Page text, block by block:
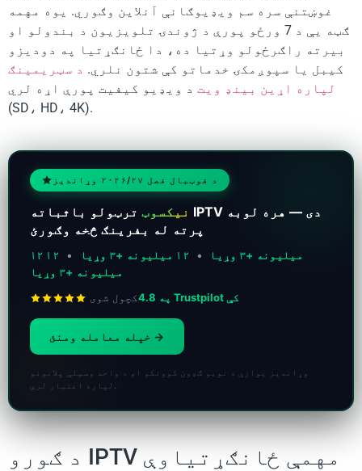
غوښتنې سره سم ویډیوګانې آنلاین وګوري. یوه مهمه
ګټه یې د 7 ورځو پورې د ژوندۍ تلویزیون د بندولو او
بیرته راګرځولو وړتیا ده، دا ځانګړتیا په دودیزو
کیبل یا سپوږمکۍ خدماتو کې شتون نلري. د سټریمینګ
لپاره اړین بینډ ویت د ویډیو کیفیت پورې اړه لري
(SD، HD، 4K).
د فوټبال فصل ۲۰۲۶/۲۷ وړاندیز
نیکسوټ ترټولو باثباته IPTV دی — هره لوبه
پرته له بفرینګ څخه وګورئ
۱۲ میلیونه +۳ وړیا • ۱۲ میلیونه +۳ وړیا • ۱۲
میلیونه +۳ وړیا
کچول شوی 4.8 په Trustpilot کې
وړاندیز یوازې د نویو ګډون کوونکو او د واحد وسیلې پلانونو
لپاره اعتبار لري.
د ګورو IPTV مهمې ځانګړتیاوې